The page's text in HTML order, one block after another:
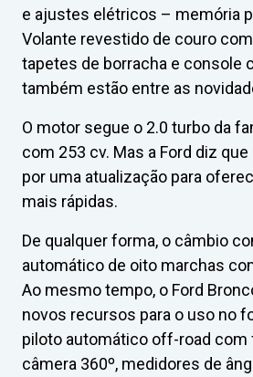
e ajustes elétricos – memória
Volante revestido de couro
tapetes de borracha e console
também estão entre as
O motor segue o 2.0 turbo da
com 253 cv. Mas a Ford diz
por uma atualização para
mais rápidas.
De qualquer forma, o câmbio
automático de oito marchas
Ao mesmo tempo, o Ford
novos recursos para o uso no
piloto automático off-road com
câmera 360º, medidores de